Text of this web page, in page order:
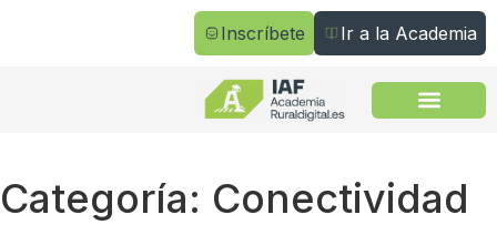
Inscríbete Ir a la Academia
Categoría: Conectividad